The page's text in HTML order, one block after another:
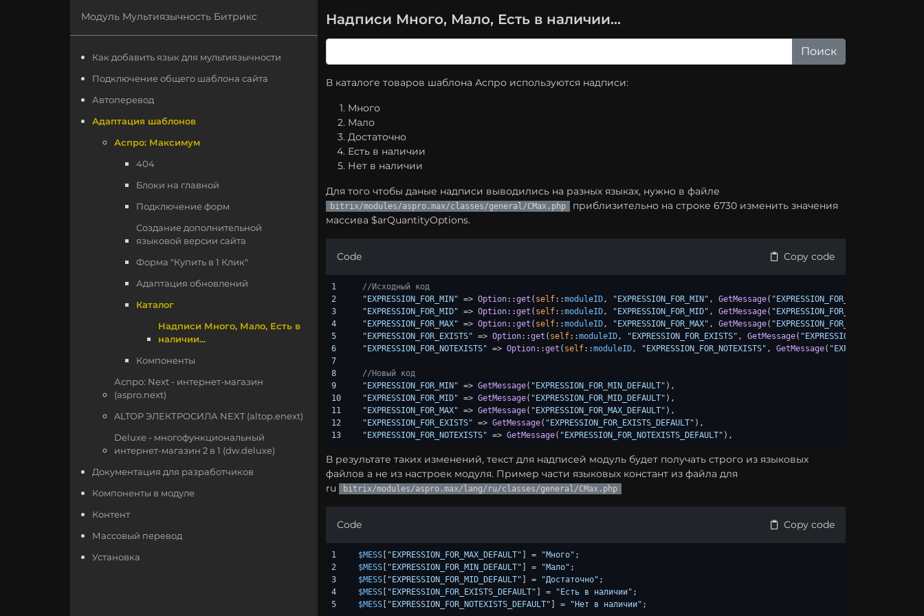
Надписи Много, Мало, Есть в наличии...
Модуль Мультиязычность Битрикс
Как добавить язык для мультиязычности
Подключение общего шаблона сайта
Автоперевод
Адаптация шаблонов
Аспро: Максимум
404
Блоки на главной
Подключение форм
Создание дополнительной
языковой версии сайта
Форма "Купить в 1 Клик"
Адаптация обновлений
Каталог
Надписи Много, Мало, Есть в
наличии...
Компоненты
Аспро: Next - интернет-магазин
(aspro.next)
ALTOP ЭЛЕКТРОСИЛА NEXT (altop.enext)
Deluxe - многофункциональный
интернет-магазин 2 в 1 (dw.deluxe)
Документация для разработчиков
Компоненты в модуле
Контент
Массовый перевод
Установка
В каталоге товаров шаблона Аспро используются надписи:
Много
Мало
Достаточно
Есть в наличии
Нет в наличии
Для того чтобы даные надписи выводились на разных языках, нужно в файле
bitrix/modules/aspro.max/classes/general/CMax.php
приблизительно на строке 6730 изменить значения
массива $arQuantityOptions.
Code Copy code
1
2
3
4
5
6
7
8
9
10
11
12
//Исходный код
"EXPRESSION_FOR_MIN" => Option::get ( self::moduleID, "EXPRESSION_FOR_MIN" , GetMessage( "EXPRESSION_FOR_MIN_DEFAULT"
"EXPRESSION_FOR_MID" => Option::get ( self::moduleID, "EXPRESSION_FOR_MID" , GetMessage( "EXPRESSION_FOR_MID_DEFAULT"
"EXPRESSION_FOR_MAX" => Option::get ( self::moduleID, "EXPRESSION_FOR_MAX" , GetMessage( "EXPRESSION_FOR_MAX_DEFAULT"
"EXPRESSION_FOR_EXISTS" => Option::get ( self::moduleID, "EXPRESSION_FOR_EXISTS" , GetMessage(
"EXPRESSION_FOR_NOTEXISTS" => Option::get ( self::moduleID, "EXPRESSION_FOR_NOTEXISTS" , GetMessage(
//Новый код
"EXPRESSION_FOR_MIN" => GetMessage( "EXPRESSION_FOR_MIN_DEFAULT"
"EXPRESSION_FOR_MID" => GetMessage( "EXPRESSION_FOR_MID_DEFAULT"
"EXPRESSION_FOR_MAX" => GetMessage( "EXPRESSION_FOR_MAX_DEFAULT"
"EXPRESSION_FOR_EXISTS" => GetMessage( "EXPRESSION_FOR_EXISTS_DEFAULT"
"EXPRESSION_FOR_NOTEXISTS" => GetMessage( "EXPRESSION_FOR_NOTEXISTS_DEFAULT" ),
В результате таких изменений, текст для надписей модуль будет получать строго из языковых
файлов а не из настроек модуля. Пример части языковых констант из файла для
ru
bitrix/modules/aspro.max/lang/ru/classes/general/CMax.php
Code Copy code
1
2
3
4
$MESS[ "EXPRESSION_FOR_MAX_DEFAULT" ] = "Много"
$MESS[ "EXPRESSION_FOR_MIN_DEFAULT" ] = "Мало"
$MESS[ "EXPRESSION_FOR_MID_DEFAULT" ] = "Достаточно"
$MESS[ "EXPRESSION_FOR_EXISTS_DEFAULT" ] = "Есть в наличии"
$MESS[ "EXPRESSION_FOR_NOTEXISTS_DEFAULT" ] = "Нет в наличии" ;